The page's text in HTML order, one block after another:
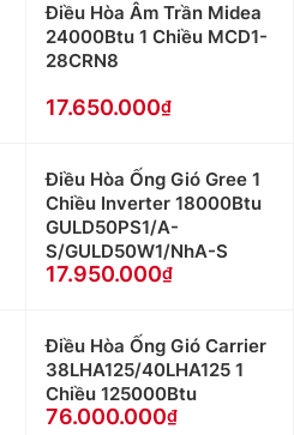
Điều Hòa Âm Trần Midea
24000Btu 1 Chiều MCD1-
28CRN8
17.650.000
Điều Hòa Ống Gió Gree 1
Chiều Inverter 18000Btu
GULD50PS1/A-
S/GULD50W1/NhA-S
17.950.000
Điều Hòa Ống Gió Carrier
38LHA125/40LHA125 1
Chiều 125000Btu
76.000.000